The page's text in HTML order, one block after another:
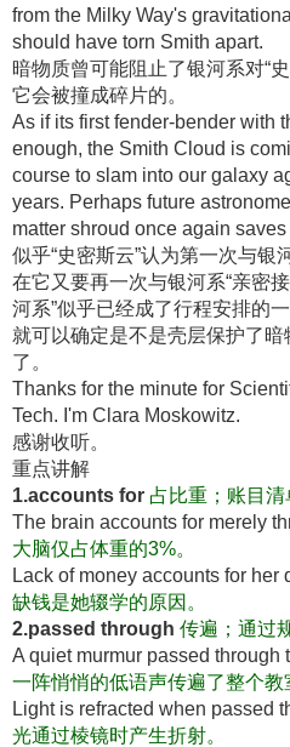
from the Milky Way's
should have torn Smith apart.
暗物质曾可能阻止了银河系对“
它会被撞成碎片的。
As if its first fender-bender with
enough, the Smith Cloud is
course to slam into our galaxy
years. Perhaps future
matter shroud once again
似乎“史密斯云”认为第一次与银
在它又要再一次与银河系“亲密接
河系”似乎已经成了行程安排的
就可以确定是不是壳层保护了
了 。
Thanks for the minute for
Tech. I'm Clara Moskowitz.
感谢收听。
重点讲解
1.accounts for 占比重；账目
The brain accounts for merely
大脑仅占体重的3%。
Lack of money accounts for
缺钱是她辍学的原因 。
2.passed through 传遍；通过
A quiet murmur passed through
一阵悄悄的低语声传遍了整个教
Light is refracted when passed
光通过棱镜时产生折射。